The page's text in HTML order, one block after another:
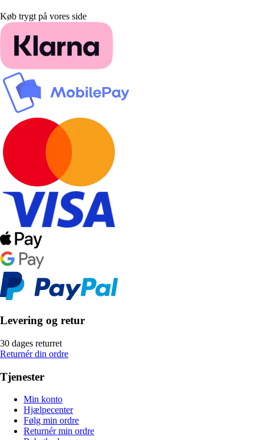
Køb trygt på vores side
Levering og retur
30 dages returret
Returnér din ordre
Tjenester
Min konto
Hjælpecenter
Følg min ordre
Returnér min ordre